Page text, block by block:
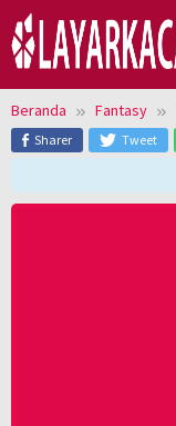
Loncat
ke
konten
Beranda Fantasy
Sharer Tweet